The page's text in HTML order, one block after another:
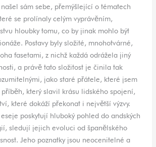
sám sebe, přemýšlející o tématech
se prolínaly celým vyprávěním,
hloubky tomu, co by jinak mohlo být
Postavy byly složité, mnohotvárné,
fasetami, z nichž každá odrážela jiný
a právě tato složitost je činila tak
jako staré přátele, které jsem
který slavil krásu lidského spojení,
které dokáží překonat i největší výzvy.
poskytují hluboký pohled do andských
sledují jejich evoluci od španělského
Jeho poznatky jsou neocenitelné a